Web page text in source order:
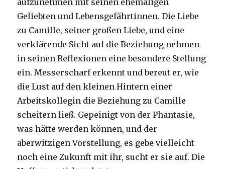
Geliebten und Lebensgefährtinnen. Die Liebe
zu Camille, seiner großen Liebe, und eine
verklärende Sicht auf die Beziehung nehmen
in seinen Reflexionen eine besondere Stellung
ein. Messerscharf erkennt und bereut er, wie
die Lust auf den kleinen Hintern einer
Arbeitskollegin die Beziehung zu Camille
scheitern ließ. Gepeinigt von der Phantasie,
was hätte werden können, und der
aberwitzigen Vorstellung, es gebe vielleicht
noch eine Zukunft mit ihr, sucht er sie auf. Die